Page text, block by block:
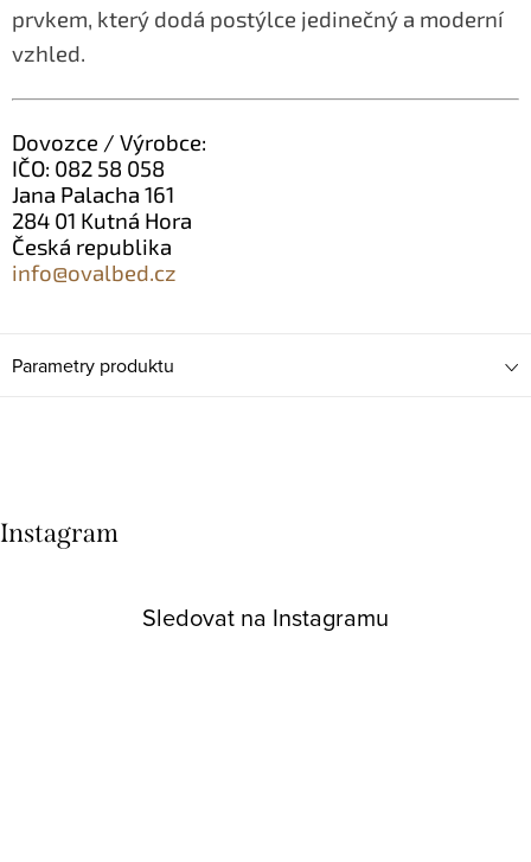
prvkem, který dodá postýlce jedinečný a moderní
vzhled.
Dovozce / Výrobce:
IČO: 082 58 058
Jana Palacha 161
284 01 Kutná Hora
Česká republika
info@ovalbed.cz
Parametry produktu
Instagram
Sledovat na Instagramu